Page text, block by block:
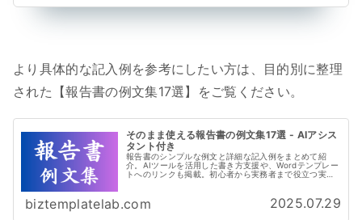
より具体的な記入例を参考にしたい方は、目的別に整理
された【報告書の例文集17選】をご覧ください。
そのまま使える報告書の例文集17選 - AIアシス
タント付き
報告書のシンプルな例文と詳細な記入例をまとめて紹
介。AIツールを活用した書き方支援や、Wordテンプレー
トへのリンクも掲載。初心者から実務者まで役立つ実践
biztemplatelab.com 2025.07.29